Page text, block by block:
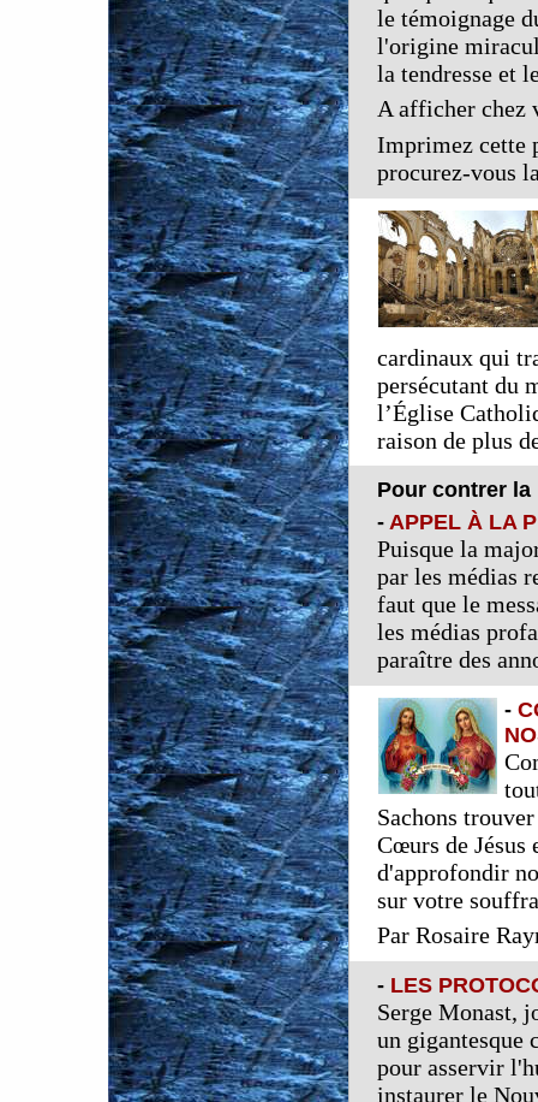
le témoignage
l'origine
la tendresse et
A afficher chez
Imprimez cette
procurez-vous
cardinaux qui
persécutant du
l’Église
raison de plus
Pour contrer la
- APPEL À LA
Puisque la
par les médias
faut que le
les médias
paraître des
-
Sachons
Cœurs de Jésus
d'approfondir
sur votre
Par Rosaire
- LES
Serge Monast,
un gigantesque
pour asservir
instaurer le